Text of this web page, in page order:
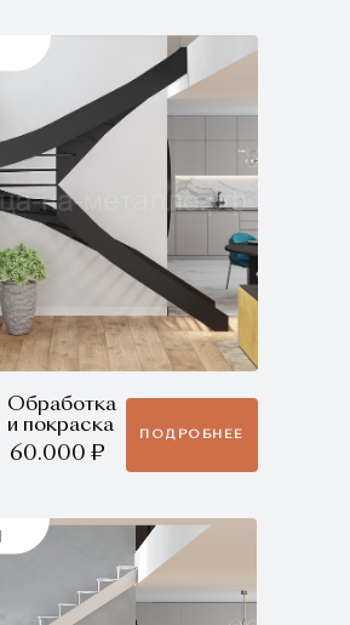
Обработка
и покраска
60.000 ₽
ПОДРОБНЕЕ